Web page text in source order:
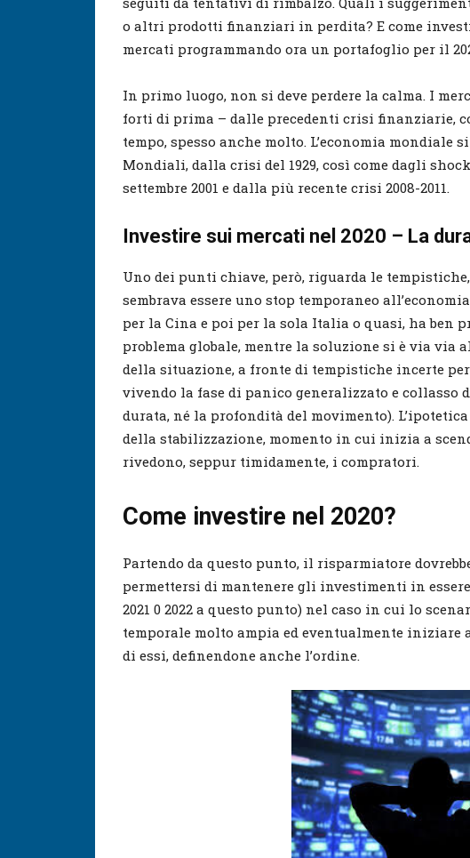
o altri prodotti finanziari in perdita? E come
mercati programmando ora un portafoglio per il
In primo luogo, non si deve perdere la calma. I
forti di prima – dalle precedenti crisi finanziarie,
tempo, spesso anche molto. L’economia mondiale
Mondiali, dalla crisi del 1929, così come dagli
settembre 2001 e dalla più recente crisi 2008-2011.
Investire sui mercati nel 2020 – La
Uno dei punti chiave, però, riguarda le
sembrava essere uno stop temporaneo
per la Cina e poi per la sola Italia o quasi, ha ben
problema globale, mentre la soluzione si è via via
della situazione, a fronte di tempistiche incerte
vivendo la fase di panico generalizzato e collasso
durata, né la profondità del movimento).
della stabilizzazione, momento in cui inizia a
rivedono, seppur timidamente, i compratori.
Come investire nel 2020?
Partendo da questo punto, il risparmiatore
permettersi di mantenere gli investimenti in
2021 0 2022 a questo punto) nel caso in cui lo
temporale molto ampia ed eventualmente
di essi, definendone anche l’ordine.